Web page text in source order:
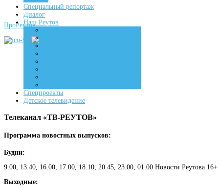
16+
ПроРеутов
Специальный репортаж
Диалог
Наш Реутов
Спецпроекты
Детское телевидение
Телеканал «ТВ-РЕУТОВ»
Программа новостных выпусков:
Будни:
9.00, 13.40, 16.00, 17.00, 18.10, 20.45, 23.00, 01.00 Новости Реутова
Выходные: